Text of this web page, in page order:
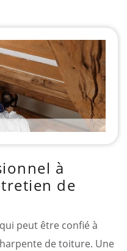
à
de
peut être confié à
de toiture. Une